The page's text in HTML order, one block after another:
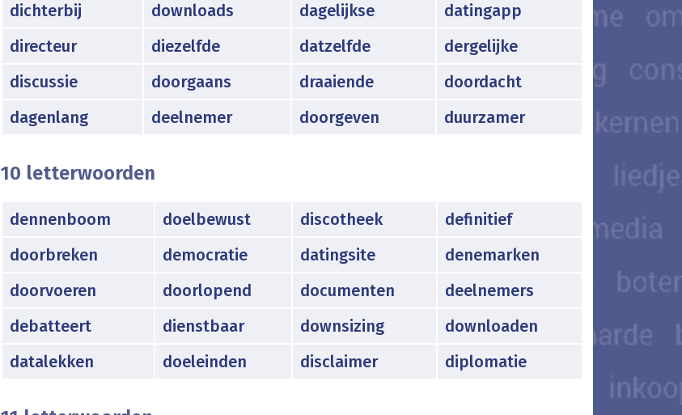
dichterbij
downloads dagelijkse
datingapp
directeur
diezelfde datzelfde
dergelijke
discussie
doorgaans draaiende
doordacht
dagenlang
deelnemer doorgeven duurzamer
10 letterwoorden
dennenboom doelbewust discotheek
definitief
doorbreken
democratie datingsite
denemarken
doorvoeren
doorlopend documenten
deelnemers
debatteert
dienstbaar downsizing
downloaden
datalekken
doeleinden disclaimer diplomatie